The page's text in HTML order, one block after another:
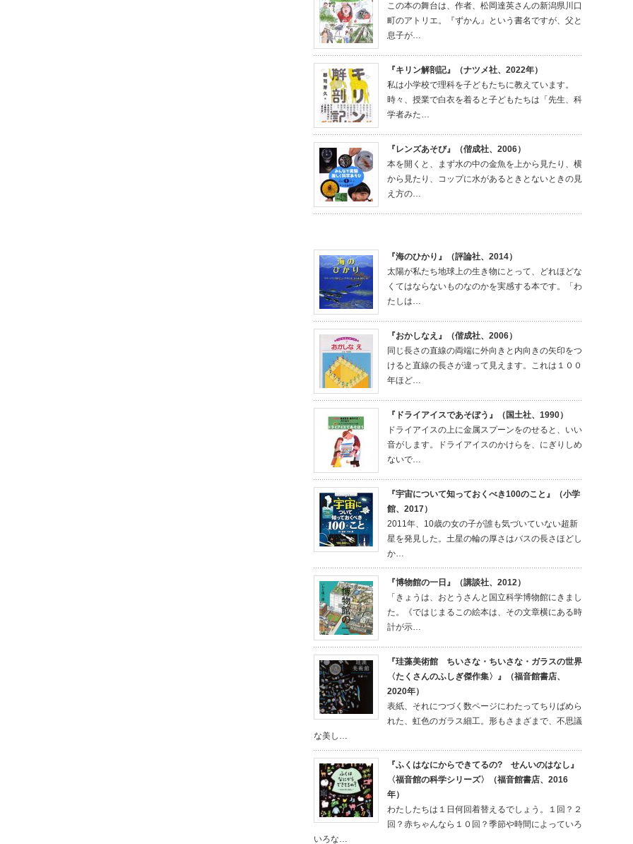
この本の舞台は、作者、松岡達英さんの新潟県川口
町のアトリエ。『ずかん』という書名ですが、父と
息子が…
『キリン解剖記』（ナツメ社、2022年）
私は小学校で理科を子どもたちに教えています。
時々、授業で白衣を着ると子どもたちは「先生、科
学者みた…
『レンズあそび』（偕成社、2006）
本を開くと、まず水の中の金魚を上から見たり、横
から見たり、コップに水があるときとないときの見
え方の…
『海のひかり』（評論社、2014）
太陽が私たち地球上の生き物にとって、どれほどな
くてはならないものなのかを実感する本です。「わ
たしは…
『おかしなえ』（偕成社、2006）
同じ長さの直線の両端に外向きと内向きの矢印をつ
けると直線の長さが違って見えます。これは１００
年ほど…
『ドライアイスであそぼう』（国土社、1990）
ドライアイスの上に金属スプーンをのせると、いい
音がします。ドライアイスのかけらを、にぎりしめ
ないで…
『宇宙について知っておくべき100のこと』（小学
館、2017）
2011年、10歳の女の子が誰も気づいていない超新
星を発見した。土星の輪の厚さはバスの長さほどし
か…
『博物館の一日』（講談社、2012）
「きょうは、おとうさんと国立科学博物館にきまし
た。《ではじまるこの絵本は、その文章横にある時
計が示…
『珪藻美術館 ちいさな・ちいさな・ガラスの世界
〈たくさんのふしぎ傑作集〉』（福音館書店、
2020年）
表紙、それにつづく数ページにわたってちりばめら
れた、虹色のガラス細工。形もさまざまで、不思議
な美し…
『ふくはなにからできてるの? せんいのはなし』
〈福音館の科学シリーズ〉（福音館書店、2016
年）
わたしたちは１日何回着替えるでしょう。１回？２
回？赤ちゃんなら１０回？季節や時間によっていろ
いろな…